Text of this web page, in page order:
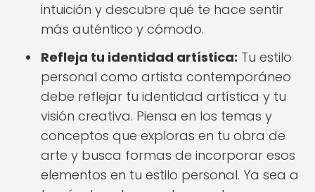
intuición y descubre qué te hace sentir
más auténtico y cómodo.
Refleja tu identidad artística: Tu estilo
personal como artista contemporáneo
debe reflejar tu identidad artística y tu
visión creativa. Piensa en los temas y
conceptos que exploras en tu obra de
arte y busca formas de incorporar esos
elementos en tu estilo personal. Ya sea a